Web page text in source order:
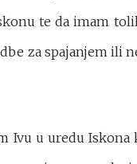
te da imam
za spajanjem ili
Ivu u uredu